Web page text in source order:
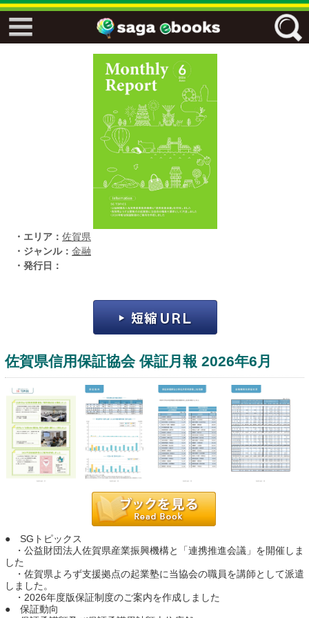
フリーワード
ジャンル
エリア
佐賀ワード
・エリア： 佐賀県
・ジャンル： 金融
・発行日：
佐賀県信用保証協会 保証月報 2026年6月
● SGトピックス
・公益財団法人佐賀県産業振興機構と「連携推進会議」を開催しま
した
・佐賀県よろず支援拠点の起業塾に当協会の職員を講師として派遣
しました。
・2026年度版保証制度のご案内を作成しました
● 保証動向
↓↓ ebooks専用本棚 ↓↓
運営：福博印刷
saga ebooksとは
ご利用ガイド
よくある質問
サイトマップ
お問い合わせ